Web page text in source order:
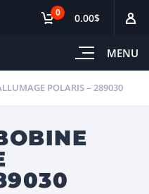
MENU
0 0.00$
POLARIS – 289030